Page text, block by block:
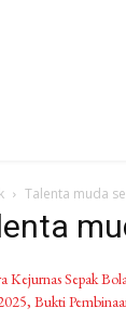
Talenta muda